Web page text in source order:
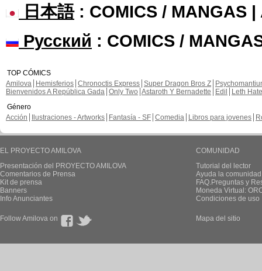
日本語: COMICS / MANGAS |
Русский : COMICS /
TOP CÓMICS
Amilova
Hemisferios Chronoctis Express Super Dragon Bros Z
Bienvenidos A República Gada Only Two Astaroth Y Bernadette Edil
Leth Hate
Género
Acción
Ilustraciones - Artworks Fantasía - SF Comedia Libros para jovenes
EL PROYECTO AMILOVA
Presentación del PROYECTO AMILOVA
Comentarios de Prensa
Kit de prensa
Banners
Info Anunciantes
COMUNIDAD
Tutorial del lector
Ayuda la
FAQ.Preguntas y
Moneda Virtual:
Condiciones de uso
Follow Amilova on Mapa del sitio